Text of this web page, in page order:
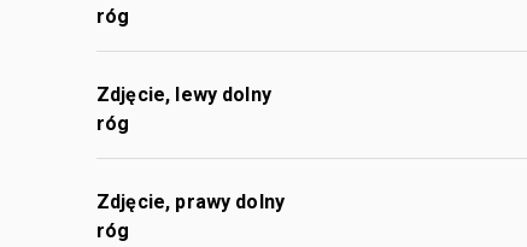
róg
Zdjęcie, lewy dolny
róg
Zdjęcie, prawy dolny
róg